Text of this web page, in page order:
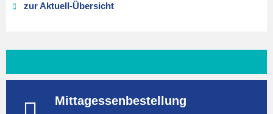
zur Aktuell-Übersicht
Mittagessenbestellung